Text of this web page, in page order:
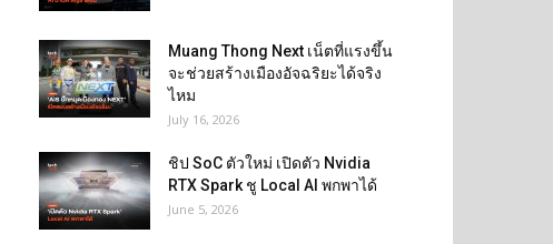
Muang Thong Next เน็ตที่แรงขึ้น
จะช่วยสร้างเมืองอัจฉริยะได้จริง
ไหม
July 16, 2026
ชิป SoC ตัวใหม่ เปิดตัว Nvidia
RTX Spark ชู Local AI พกพาได้
June 5, 2026